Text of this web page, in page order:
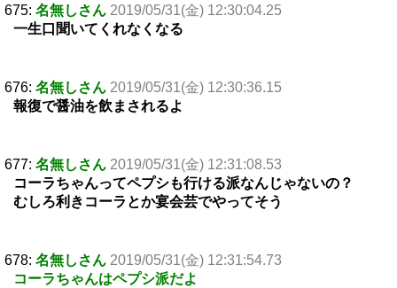
675: 名無しさん 2019/05/31(金) 12:30:04.25
一生口聞いてくれなくなる
676: 名無しさん 2019/05/31(金) 12:30:36.15
報復で醤油を飲まされるよ
677: 名無しさん 2019/05/31(金) 12:31:08.53
コーラちゃんってペプシも行ける派なんじゃないの？
むしろ利きコーラとか宴会芸でやってそう
678: 名無しさん 2019/05/31(金) 12:31:54.73
コーラちゃんはペプシ派だよ